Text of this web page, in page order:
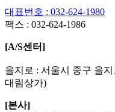
대표번호 : 032-624-1980
팩스 : 032-624-1986
[A/S센터]
을지로 : 서울시 중구 을
대림상가)
[본사]